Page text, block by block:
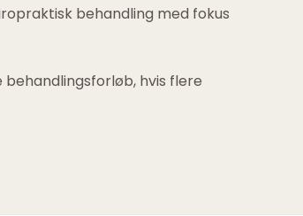
behandling med fokus
hvis flere